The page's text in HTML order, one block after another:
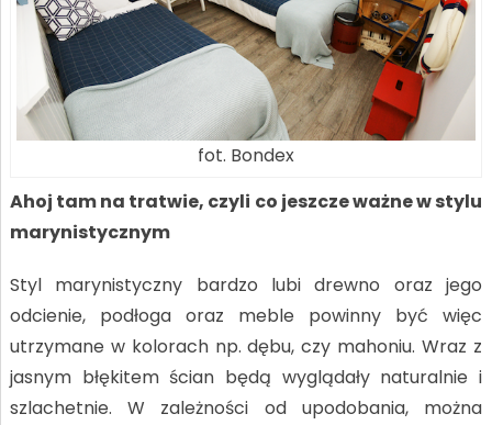
fot. Bondex
Ahoj tam na tratwie, czyli co jeszcze ważne w stylu
marynistycznym
Styl marynistyczny bardzo lubi drewno oraz jego
odcienie, podłoga oraz meble powinny być więc
utrzymane w kolorach np.­­ dębu, czy mahoniu. Wraz z
jasnym błękitem ścian będą wyglądały naturalnie i
szlachetnie. W zależności od upodobania, można